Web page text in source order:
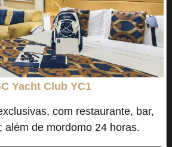
Yacht Club YC1
com restaurante, bar,
além de mordomo 24 horas.